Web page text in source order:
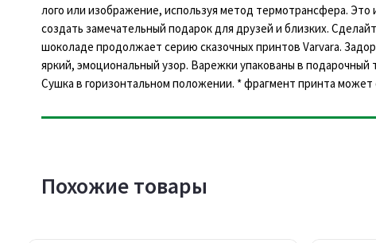
лого или изображение, используя метод термотрансфера.
создать замечательный подарок для друзей и близких.
шоколаде продолжает серию сказочных принтов Varvara.
яркий, эмоциональный узор. Варежки упакованы в
Сушка в горизонтальном положении. * фрагмент принта может
Похожие товары